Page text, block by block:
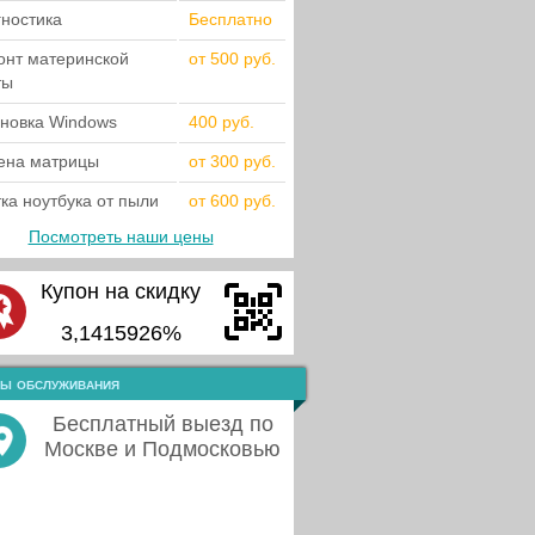
Бесплатно
материнской
от 500 руб.
Windows 400 руб.
матрицы от 300 руб.
ноутбука от пыли
от 600 руб.
Посмотреть наши цены
Купон на скидку
3,1415926%
обслуживания
Бесплатный выезд по
Москве и Подмосковью